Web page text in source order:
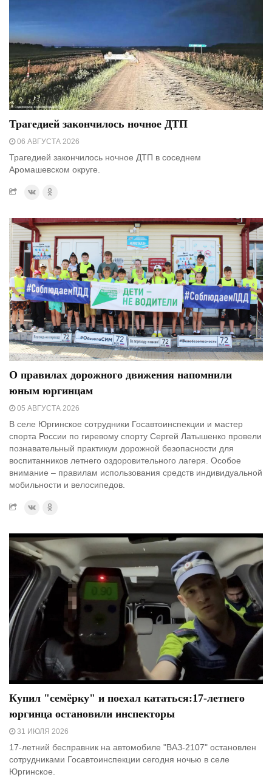
Трагедией закончилось ночное ДТП
06 АВГУСТА 2026
Трагедией закончилось ночное ДТП в соседнем
Аромашевском округе.
О правилах дорожного движения напомнили
юным юргинцам
05 АВГУСТА 2026
В селе Юргинское сотрудники Госавтоинспекции и мастер
спорта России по гиревому спорту Сергей Латышенко провели
познавательный практикум дорожной безопасности для
воспитанников летнего оздоровительного лагеря. Особое
внимание – правилам использования средств индивидуальной
мобильности и велосипедов.
Купил "семёрку" и поехал кататься:17-летнего
юргинца остановили инспекторы
31 ИЮЛЯ 2026
17-летний бесправник на автомобиле "ВАЗ-2107" остановлен
сотрудниками Госавтоинспекции сегодня ночью в селе
Юргинское.